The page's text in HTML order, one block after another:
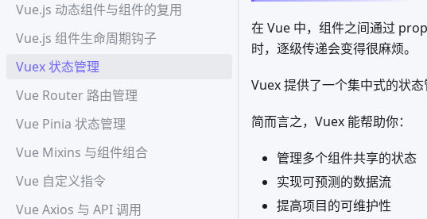
Vue.js 动态组件与组件的复用
Vue.js 组件生命周期钩子
Vuex 状态管理
Vue Router 路由管理
Vue Pinia 状态管理
Vue Mixins 与组件组合
Vue 自定义指令
Vue Axios 与 API 调用
在 Vue 中，组件之间通过
时，逐级传递会变得很麻烦。
Vuex 提供了一个集中式的状
简而言之，Vuex 能帮助你：
管理多个组件共享的状态
实现可预测的数据流
提高项目的可维护性